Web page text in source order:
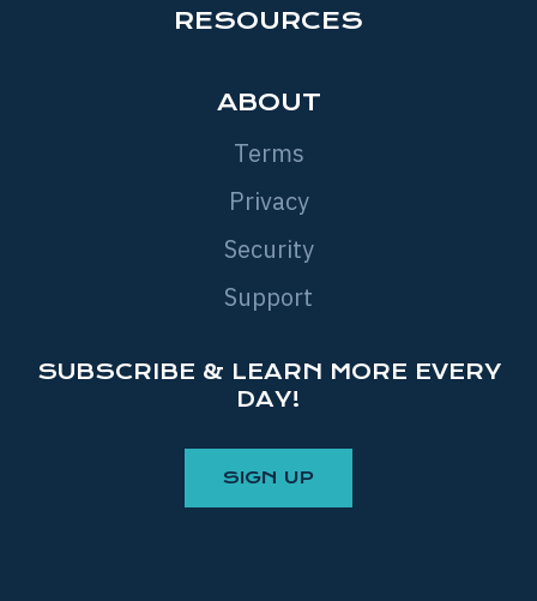
RESOURCES
ABOUT
Terms
Privacy
Security
Support
SUBSCRIBE & LEARN MORE EVERY
DAY!